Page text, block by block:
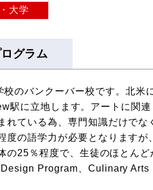
大学
グラム
のバンクーバー校です。北米
に立地します。アートに関
ている為、専門知識だけで
の語学力が必要となります
25％程度で、生徒のほとん
Program、Culinary Arts